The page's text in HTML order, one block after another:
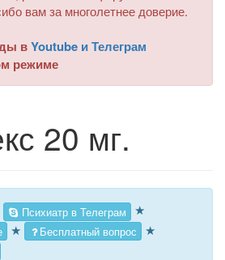
вам за многолетнее доверие.
вYoutube и Телеграм
режиме
20 мг.
Психиатр в Телеграм ★
★ Бесплатный вопрос ★